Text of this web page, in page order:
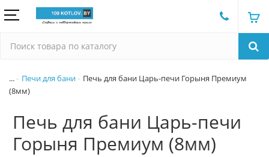
... Печи для бани
Печь для бани Царь-печи Горыня Премиум
(8мм)
Печь для бани Царь-печи
Горыня Премиум (8мм)